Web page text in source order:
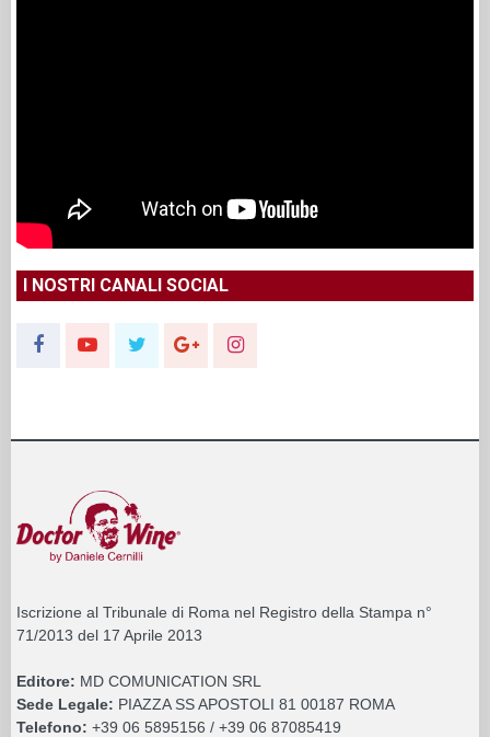
I NOSTRI CANALI SOCIAL
Iscrizione al Tribunale di Roma nel Registro della Stampa n°
71/2013 del 17 Aprile 2013
Editore: MD COMUNICATION SRL
Sede Legale: PIAZZA SS APOSTOLI 81 00187 ROMA
Telefono: +39 06 5895156 / +39 06 87085419